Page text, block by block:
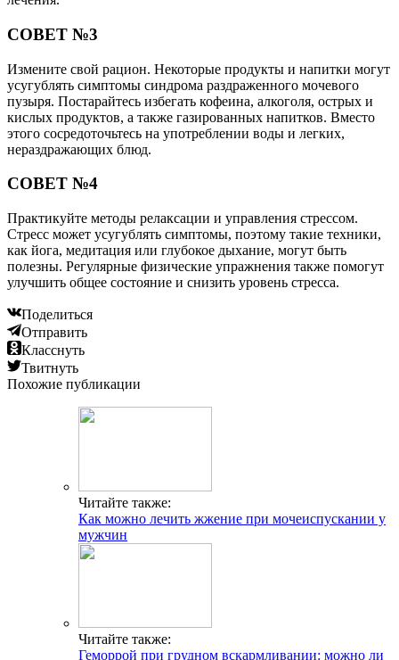
СОВЕТ №3
Измените свой рацион. Некоторые продукты и напитки могут
усугублять симптомы синдрома раздраженного мочевого
пузыря. Постарайтесь избегать кофеина, алкоголя, острых и
кислых продуктов, а также газированных напитков. Вместо
этого сосредоточьтесь на употреблении воды и легких,
нераздражающих блюд.
СОВЕТ №4
Практикуйте методы релаксации и управления стрессом.
Стресс может усугублять симптомы, поэтому такие техники,
как йога, медитация или глубокое дыхание, могут быть
полезны. Регулярные физические упражнения также помогут
улучшить общее состояние и снизить уровень стресса.
Поделиться
Отправить
Класснуть
Твитнуть
Похожие публикации
Читайте также:
Как можно лечить жжение при мочеиспускании у
мужчин
Читайте также:
Геморрой при грудном вскармливании: можно ли